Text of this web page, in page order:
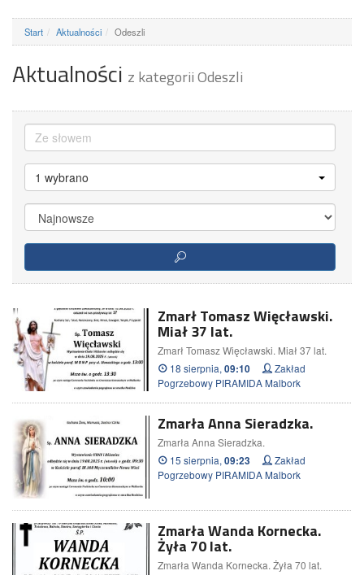
Start Aktualności Odeszli
Aktualności z kategorii Odeszli
1 wybrano
Zmarł Tomasz Więcławski.
Miał 37 lat.
Zmarł Tomasz Więcławski. Miał 37 lat.
18 sierpnia, 09:10
Zakład
Pogrzebowy PIRAMIDA Malbork
Zmarła Anna Sieradzka.
Zmarła Anna Sieradzka.
15 sierpnia, 09:23
Zakład
Pogrzebowy PIRAMIDA Malbork
Zmarła Wanda Kornecka.
Żyła 70 lat.
Zmarła Wanda Kornecka. Żyła 70 lat.